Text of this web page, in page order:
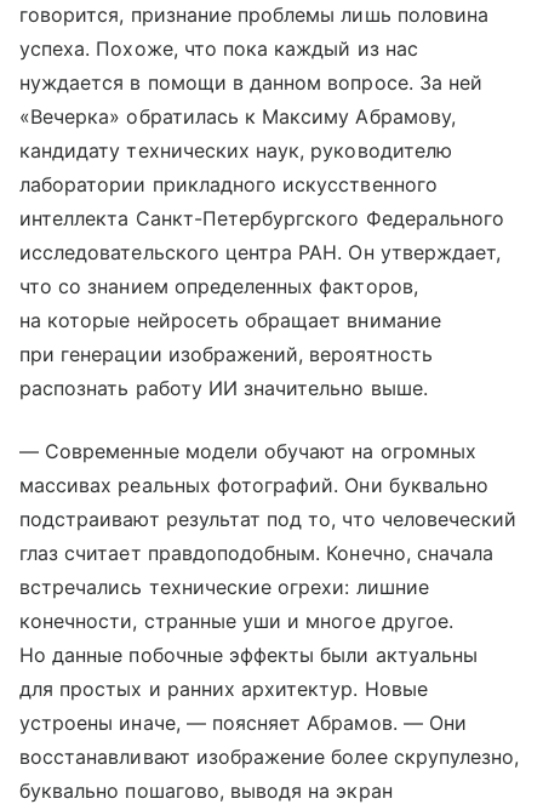
говорится, признание проблемы лишь половина
успеха. Похоже, что пока каждый из нас
нуждается в помощи в данном вопросе. За ней
«Вечерка» обратилась к Максиму Абрамову,
кандидату технических наук, руководителю
лаборатории прикладного искусственного
интеллекта Санкт-Петербургского Федерального
исследовательского центра РАН. Он утверждает,
что со знанием определенных факторов,
на которые нейросеть обращает внимание
при генерации изображений, вероятность
распознать работу ИИ значительно выше.
— Современные модели обучают на огромных
массивах реальных фотографий. Они буквально
подстраивают результат под то, что человеческий
глаз считает правдоподобным. Конечно, сначала
встречались технические огрехи: лишние
конечности, странные уши и многое другое.
Но данные побочные эффекты были актуальны
для простых и ранних архитектур. Новые
устроены иначе, — поясняет Абрамов. — Они
восстанавливают изображение более скрупулезно,
буквально пошагово, выводя на экран